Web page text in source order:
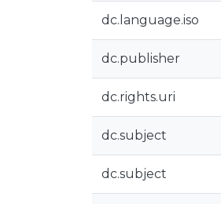
dc.language.iso
dc.publisher
dc.rights.uri
dc.subject
dc.subject